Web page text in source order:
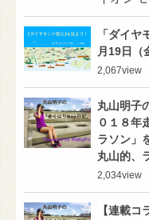
「ダイ
月19日（
2,067view
丸山明子
０１８
ラソン」
丸山的、
2,034view
【連載